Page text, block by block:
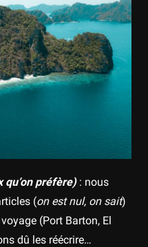
qu’on préfère): nous
(on est nul, on sait)
(Port Barton, El
dû les réécrire…